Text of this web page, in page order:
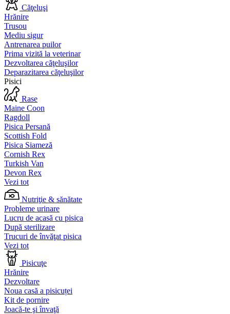
Căţeluşi
Hrănire
Trusou
Mediu sigur
Antrenarea puilor
Prima vizită la veterinar
Dezvoltarea căţeluşilor
Deparazitarea căţeluşilor
Pisici
Rase
Maine Coon
Ragdoll
Pisica Persană
Scottish Fold
Pisica Siameză
Cornish Rex
Turkish Van
Devon Rex
Vezi tot
Nutriţie & sănătate
Probleme urinare
Lucru de acasă cu pisica
După sterilizare
Trucuri de învăţat pisica
Vezi tot
Pisicuţe
Hrănire
Dezvoltare
Noua casă a pisicuței
Kit de pornire
Joacă-te şi învaţă